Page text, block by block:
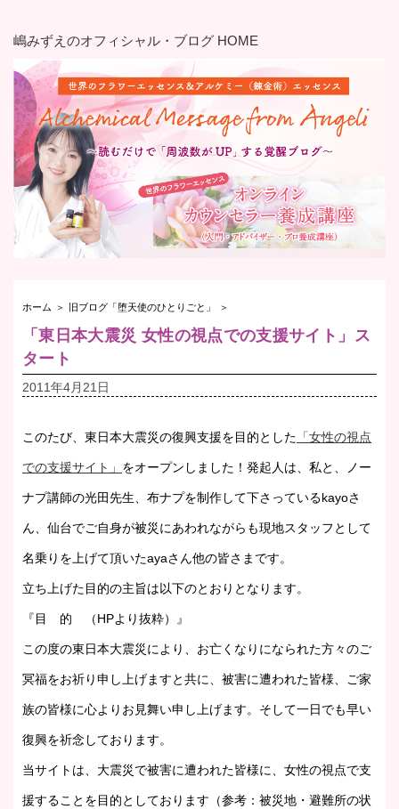
嶋みずえのオフィシャル・ブログ HOME
ホーム ＞ 旧ブログ「堕天使のひとりごと」 ＞
「東日本大震災 女性の視点での支援サイト」ス
タート
2011年4月21日
このたび、東日本大震災の復興支援を目的とした 「女性の視点
での支援サイト」 をオープンしました！発起人は、私と、ノー
ナプ講師の光田先生、布ナプを制作して下さっているkayoさ
ん、仙台でご自身が被災にあわれながらも現地スタッフとして
名乗りを上げて頂いたayaさん他の皆さまです。
立ち上げた目的の主旨は以下のとおりとなります。
『目 的 （HPより抜粋）』
この度の東日本大震災により、お亡くなりになられた方々のご
冥福をお祈り申し上げますと共に、被害に遭われた皆様、ご家
族の皆様に心よりお見舞い申し上げます。そして一日でも早い
復興を祈念しております。
当サイトは、大震災で被害に遭われた皆様に、女性の視点で支
援することを目的としております（参考：被災地・避難所の状